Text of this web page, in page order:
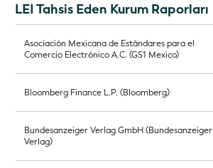
LEI Tahsis Eden Kurum Raporları
Asociación Mexicana de Estándares para el
Comercio Electrónico A.C. (GS1 Mexico)
Bloomberg Finance L.P. (Bloomberg)
Bundesanzeiger Verlag GmbH (Bundesanzeiger
Verlag)